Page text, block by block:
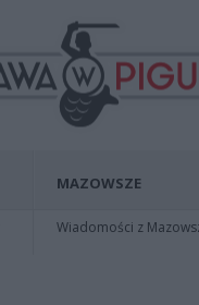
MAZOWSZE
Wiadomości z